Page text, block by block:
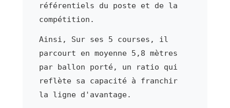
référentiels du poste et de la
compétition.
Ainsi, Sur ses 5 courses, il
parcourt en moyenne 5,8 mètres
par ballon porté, un ratio qui
reflète sa capacité à franchir
la ligne d'avantage.